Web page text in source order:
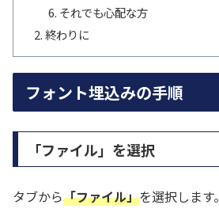
それでも心配な方
終わりに
フォント埋込みの手順
「ファイル」を選択
タブから「ファイル」を選択します。